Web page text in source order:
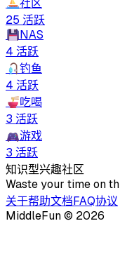
⛵社区
25 活跃
💾NAS
4 活跃
🎣钓鱼
4 活跃
🍜吃喝
3 活跃
🎮游戏
3 活跃
知识型兴趣社区
Waste your time on
关于帮助文档FAQ协议
MiddleFun © 2026